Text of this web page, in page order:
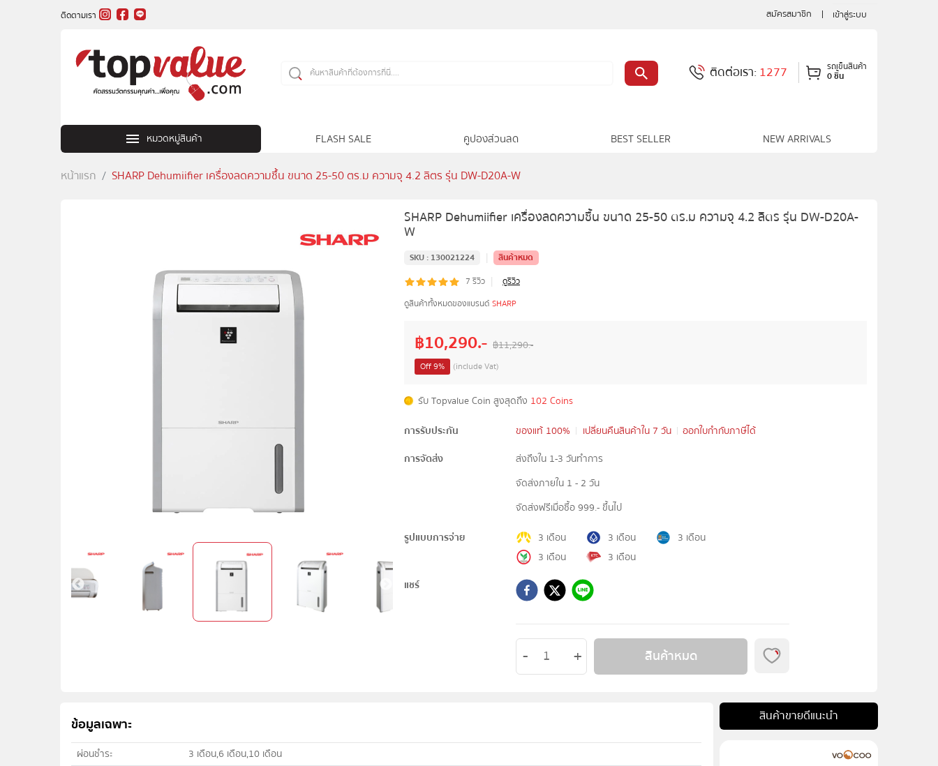
ติดตามเรา สมัครสมาชิก เข้าสู่ระบบ
หมวดหมู่สินค้า FLASH SALE คูปองส่วนลด BEST SELLER NEW ARRIVALS
ติดต่อเรา:1277 รถเข็นสินค้า
0 ชิ้น
หน้าแรก SHARP Dehumiifier เครื่องลดความชื้น ขนาด 25-50 ตร.ม ความจุ 4.2 ลิตร รุ่น DW-D20A-W
SHARP Dehumiifier เครื่องลดความชื้น ขนาด 25-50 ตร.ม ความจุ 4.2 ลิตร รุ่น DW-D20A-
W
SKU : 130021224 |
สินค้าหมด
7 รีวิว |
ดูรีวิว
ดูสินค้าทั้งหมดของแบรนด์ SHARP
฿10,290.- ฿11,290.-
Off9% (include Vat)
รับ Topvalue Coin สูงสุดถึง 102 Coins
การรับประกัน
ของแท้ 100% เปลี่ยนคืนสินค้าใน 7 วัน
ออกใบกำกับภาษีได้
การจัดส่ง
ส่งถึงใน 1-3 วันทำการ
จัดส่งภายใน 1 - 2 วัน
จัดส่งฟรีเมื่อซื้อ 999.- ขึ้นไป
รูปแบบการจ่าย
3 เดือน 3 เดือน
3 เดือน
3 เดือน
3 เดือน
แชร์
สินค้าหมด
ข้อมูลเฉพาะ
ผ่อนชำระ
3 เดือน,6 เดือน,10 เดือน
สินค้าขายดีแนะนำ